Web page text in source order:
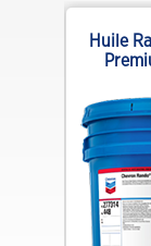
Huile